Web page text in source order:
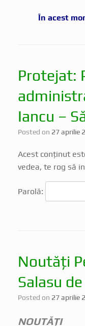
În acest
Protejat:
Iancu –
Posted on 27 aprilie
Acest conținut
vedea, te rog să
Parolă:
Noutăți
Salasu
Posted on 27 aprilie
NOUTĂȚI